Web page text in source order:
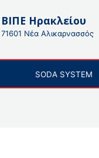
ΒΙΠΕ Ηρακλείου
71601 Νέα Αλικαρνασσός
SODA SYSTEM